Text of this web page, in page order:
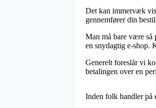
Det kan immervæk
gennemfører din
Man må bare være så
en snydagtig e-shop.
Generelt foreslår vi
betalingen over en
Inden folk handler på